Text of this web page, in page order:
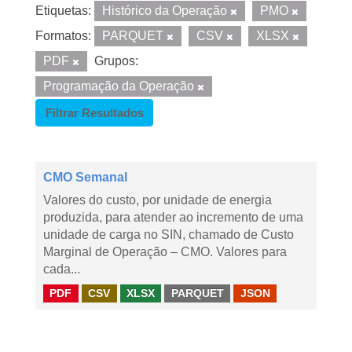
Etiquetas: Histórico da Operação
PMO
Formatos:
PARQUET CSV
XLSX
PDF
Grupos:
Programação da Operação
Filtrar Resultados
CMO Semanal
Valores do custo, por unidade de energia
produzida, para atender ao incremento de uma
unidade de carga no SIN, chamado de Custo
Marginal de Operação – CMO. Valores para
cada...
PDF CSV XLSX PARQUET JSON